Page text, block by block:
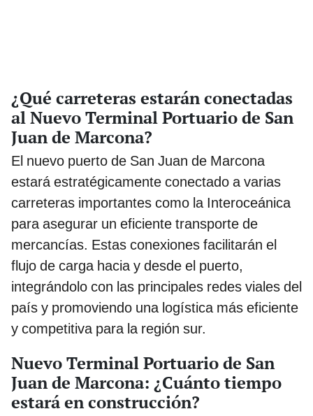
¿Qué carreteras estarán conectadas
al Nuevo Terminal Portuario de San
Juan de Marcona?
El nuevo puerto de San Juan de Marcona
estará estratégicamente conectado a varias
carreteras importantes como la Interoceánica
para asegurar un eficiente transporte de
mercancías. Estas conexiones facilitarán el
flujo de carga hacia y desde el puerto,
integrándolo con las principales redes viales del
país y promoviendo una logística más eficiente
y competitiva para la región sur.
Nuevo Terminal Portuario de San
Juan de Marcona: ¿Cuánto tiempo
estará en construcción?